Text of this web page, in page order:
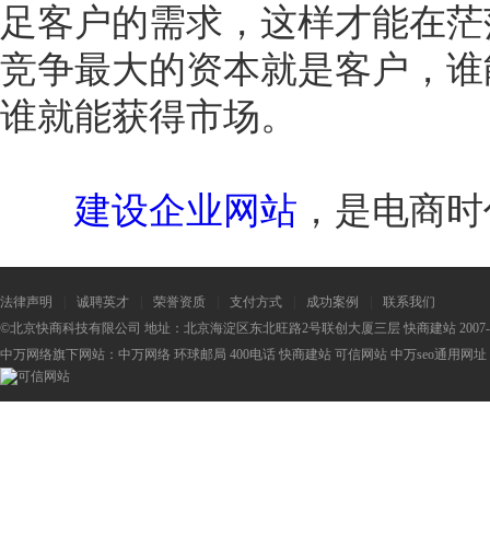
足客户的需求，这样才能在
竞争最大的资本就是客户，
谁就能获得市场。
建设企业网站 ，是电商
法律声明 诚聘英才 荣誉资质 支付方式 成功案例
联系我们
©北京快商科技有限公司 地址：北京海淀区东北旺路2号联创大厦三层 快商建站
中万网络旗下网站： 中万网络 环球邮局 400电话 快商建站 可信网站 中万seo通用网址